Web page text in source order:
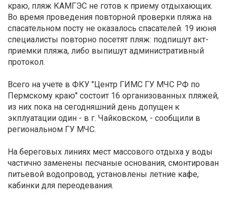
краю, пляж КАМГЭС не готов к приему отдыхающих.
Во время проведения повторной проверки пляжа на
спасательном посту не оказалось спасателей. 19 июня
специалисты повторно посетят пляж: подпишут акт-
приемки пляжа, либо выпишут административный
протокол.
Всего на учете в ФКУ "Центр ГИМС ГУ МЧС РФ по
Пермскому краю" состоит 16 организованных пляжей,
из них пока на сегодняшний день допущен к
экплуатации один - в г. Чайковском, - сообщили в
региональном ГУ МЧС.
На береговых линиях мест массового отдыха у воды
частично заменены песчаные основания, смонтирован
питьевой водопровод, установлены летние кафе,
кабинки для переодевания.